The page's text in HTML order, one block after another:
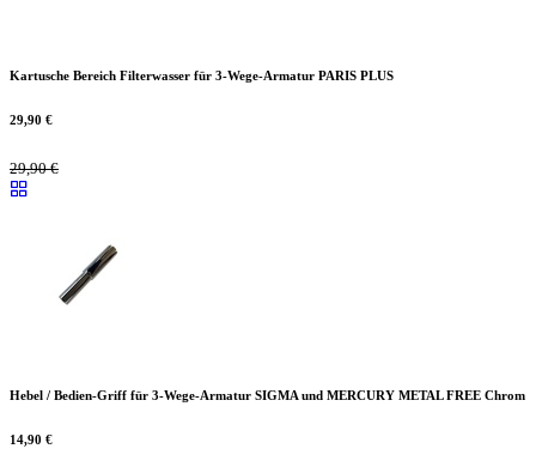
Kartusche Bereich Filterwasser für 3-Wege-Armatur PARIS PLUS
29,90 €
29,90€
Hebel / Bedien-Griff für 3-Wege-Armatur SIGMA und MERCURY METAL FREE Chrom
14,90 €